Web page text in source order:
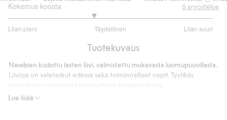
Kokemus koosta
Liian pieni Täydellinen Liian suuri
/
ääneen
6 arvostelua
Tuotekuvaus
Lue lisää
Newbien kudottu lasten liivi, valmistettu mukavasta luomupuuvillasta.
Liivissä on valetaskut edessä sekä toiminnalliset napit. Tyylikäs
100 % luomupuuvillaa.